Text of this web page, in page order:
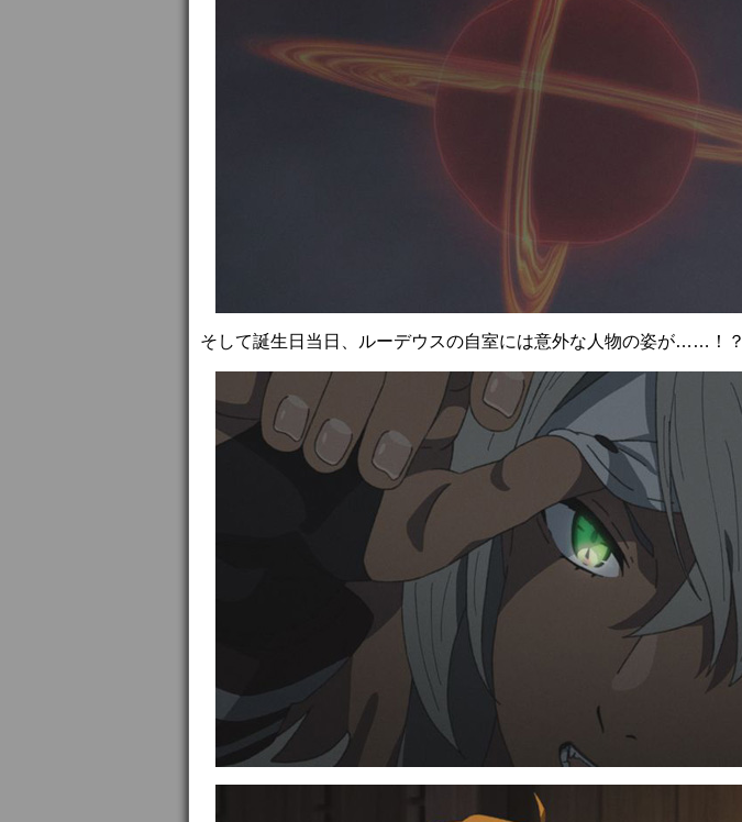
そして誕生日当日、ルーデウスの自室には意外な人物の姿が……！？